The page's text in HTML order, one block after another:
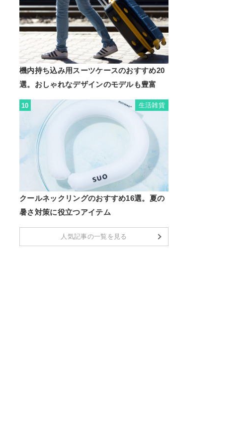
機内持ち込み用スーツケースのおすすめ20
選。おしゃれなデザインのモデルも豊富
10 生活雑貨
クールネックリングのおすすめ16選。夏の
暑さ対策に役立つアイテム
人気記事の一覧を見る